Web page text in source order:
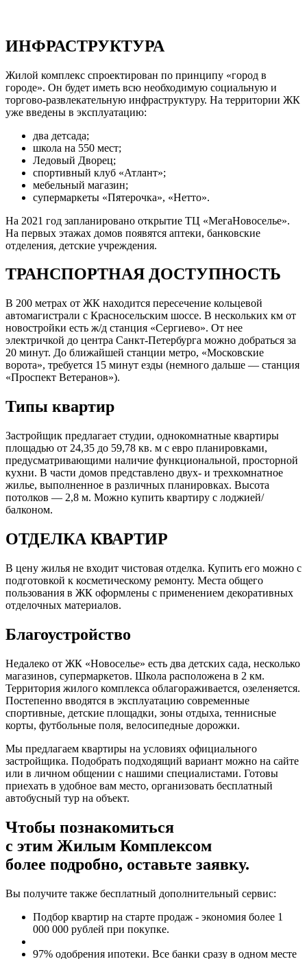
ИНФРАСТРУКТУРА
Жилой комплекс спроектирован по принципу «город в
городе». Он будет иметь всю необходимую социальную и
торгово-развлекательную инфраструктуру. На территории ЖК
уже введены в эксплуатацию:
два детсада;
школа на 550 мест;
Ледовый Дворец;
спортивный клуб «Атлант»;
мебельный магазин;
супермаркеты «Пятерочка», «Нетто».
На 2021 год запланировано открытие ТЦ «МегаНовоселье».
На первых этажах домов появятся аптеки, банковские
отделения, детские учреждения.
ТРАНСПОРТНАЯ ДОСТУПНОСТЬ
В 200 метрах от ЖК находится пересечение кольцевой
автомагистрали с Красносельским шоссе. В нескольких км от
новостройки есть ж/д станция «Сергиево». От нее
электричкой до центра Санкт-Петербурга можно добраться за
20 минут. До ближайшей станции метро, «Московские
ворота», требуется 15 минут езды (немного дальше — станция
«Проспект Ветеранов»).
Типы квартир
Застройщик предлагает студии, однокомнатные квартиры
площадью от 24,35 до 59,78 кв. м с евро планировками,
предусматривающими наличие функциональной, просторной
кухни. В части домов представлено двух- и трехкомнатное
жилье, выполненное в различных планировках. Высота
потолков — 2,8 м. Можно купить квартиру с лоджией/
балконом.
ОТДЕЛКА КВАРТИР
В цену жилья не входит чистовая отделка. Купить его можно с
подготовкой к косметическому ремонту. Места общего
пользования в ЖК оформлены с применением декоративных
отделочных материалов.
Благоустройство
Недалеко от ЖК «Новоселье» есть два детских сада, несколько
магазинов, супермаркетов. Школа расположена в 2 км.
Территория жилого комплекса облагораживается, озеленяется.
Постепенно вводятся в эксплуатацию современные
спортивные, детские площадки, зоны отдыха, теннисные
корты, футбольные поля, велосипедные дорожки.
Мы предлагаем квартиры на условиях официального
застройщика. Подобрать подходящий вариант можно на сайте
или в личном общении с нашими специалистами. Готовы
приехать в удобное вам место, организовать бесплатный
автобусный тур на объект.
Чтобы познакомиться
с этим Жилым Комплексом
более подробно, оставьте заявку.
Вы получите также бесплатный дополнительный сервис:
Подбор квартир на старте продаж - экономия более 1
000 000 рублей при покупке.
97% одобрения ипотеки. Все банки сразу в одном месте